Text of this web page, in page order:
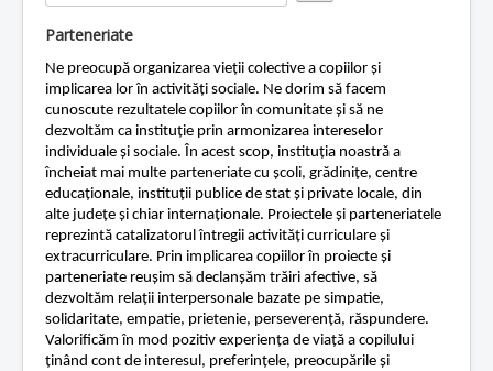
Contact
Lectii e-learning
Resurse-educationale
e
r
R
a
t
i
n
g
:
2
/
5
Rate
Parteneriate
Ne preocupă organizarea vieții colective a copiilor și
implicarea lor în activități sociale. Ne dorim să facem
cunoscute rezultatele copiilor în comunitate și să ne
dezvoltăm ca instituție prin armonizarea intereselor
individuale și sociale. În acest scop, instituția noastră a
încheiat mai multe parteneriate cu școli, grădinițe, centre
educaționale, instituții publice de stat și private locale, din
alte județe și chiar internaționale. Proiectele și parteneriatele
reprezintă catalizatorul întregii activități curriculare și
extracurriculare. Prin implicarea copiilor în proiecte și
parteneriate reușim să declanșăm trăiri afective, să
dezvoltăm relații interpersonale bazate pe simpatie,
solidaritate, empatie, prietenie, perseverență, răspundere.
Valorificăm în mod pozitiv experiența de viață a copilului
ținând cont de interesul, preferințele, preocupările și